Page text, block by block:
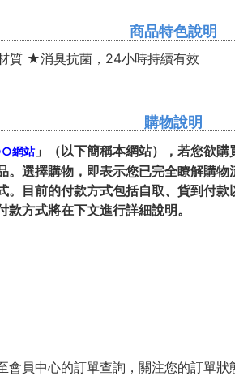
商品特色說明
質 ★消臭抗菌，24小時持續有效
購物說明
網站」（以下簡稱本網站），若您欲
。選擇購物，即表示您已完全瞭解購
。目前的付款方式包括自取、貨到付
方式將在下文進行詳細說明。
會員中心的訂單查詢，關注您的訂單狀